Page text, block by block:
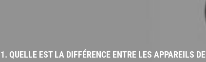
1. QUELLE EST LA DIFFÉRENCE ENTRE LES APPAREILS DE